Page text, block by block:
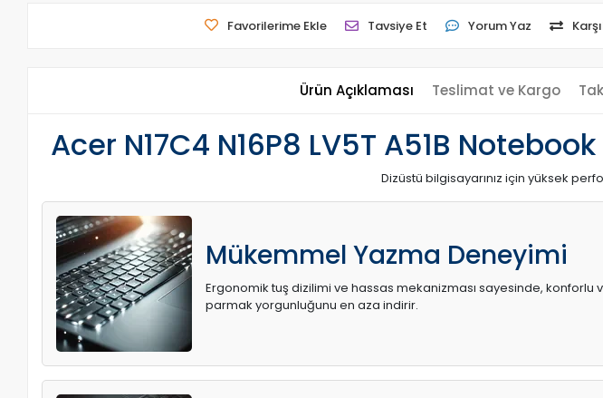
Favorilerime Ekle Tavsiye Et Yorum Yaz
Ürün Açıklaması Teslimat ve Kargo
Acer N17C4 N16P8 LV5T A51B
Dizüstü bilgisayarınız için yüksek
Mükemmel Yazma Deneyimi
Ergonomik tuş dizilimi ve hassas mekanizması sayesinde, konforlu
parmak yorgunluğunu en aza indirir.